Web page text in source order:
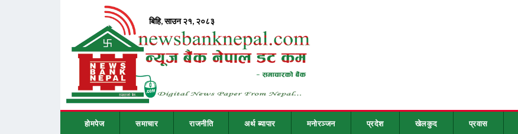
होमपेज समाचार राजनीति अर्थ ब्यापार मनोरञ्जन प्रदेश खेलकुद प्रवास